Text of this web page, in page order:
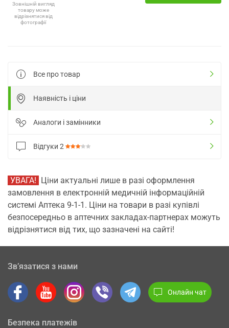
Зовнішній вигляд
товару може
відрізнятися від
фотографії
Все про товар
Наявність і ціни
Аналоги і замінники
Відгуки 2
УВАГА! Ціни актуальні лише в разі оформлення
замовлення в електронній медичній інформаційній
системі Аптека 9-1-1. Ціни на товари в разі купівлі
безпосередньо в аптечних закладах-партнерах можуть
відрізнятися від тих, що зазначені на сайті!
Зв’язатися з нами
Онлайн чат
Безпека платежів